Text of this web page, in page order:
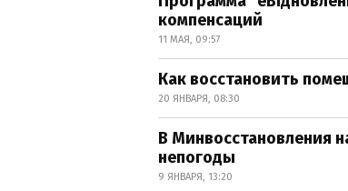
компенсаций
11 МАЯ, 09:57
Как восстановить
20 ЯНВАРЯ, 08:30
В Минвосстановления
непогоды
9 ЯНВАРЯ, 13:20